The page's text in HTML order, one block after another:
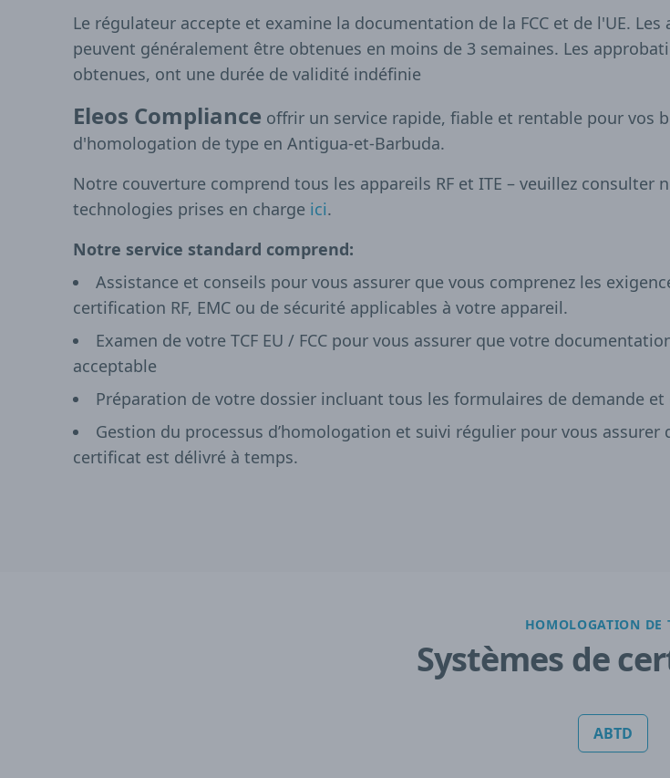
Le régulateur accepte et examine la documentation de la FCC et de l'UE.
peuvent généralement être obtenues en moins de 3 semaines. Les
obtenues, ont une durée de validité indéfinie
Eleos Compliance offrir un service rapide, fiable et rentable pour vos
d'homologation de type en Antigua-et-Barbuda.
Notre couverture comprend tous les appareils RF et ITE – veuillez consulter
technologies prises en charge ici.
Notre service standard comprend:
Assistance et conseils pour vous assurer que vous comprenez les
certification RF, EMC ou de sécurité applicables à votre appareil.
Examen de votre TCF EU / FCC pour vous assurer que votre
acceptable
Préparation de votre dossier incluant tous les formulaires de demande et
Gestion du processus d’homologation et suivi régulier pour vous assurer
certificat est délivré à temps.
HOMOLOGATION DE
Systèmes de
ABTD